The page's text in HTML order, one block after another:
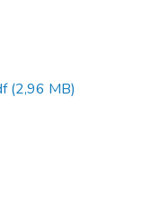
(2,96 MB)